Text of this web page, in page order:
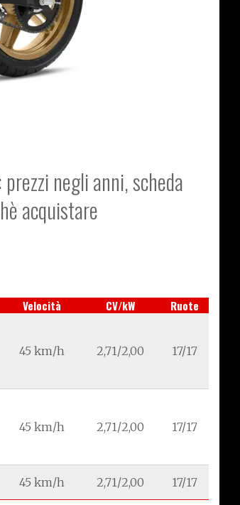
negli anni, scheda
acquistare
Velocità CV/kW Ruote
45 km/h 2,71/2,00 17/17
45 km/h 2,71/2,00 17/17
45 km/h 2,71/2,00 17/17